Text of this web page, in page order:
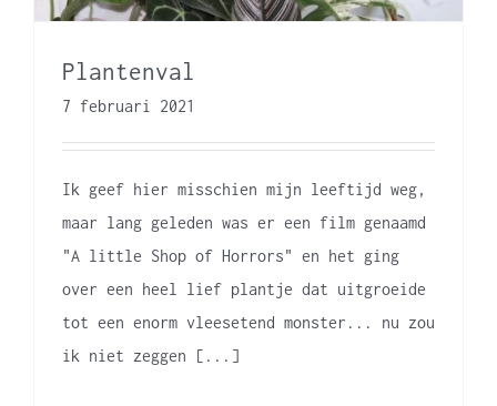
Plantenval
7 februari 2021
Ik geef hier misschien mijn leeftijd weg,
maar lang geleden was er een film genaamd
"A little Shop of Horrors" en het ging
over een heel lief plantje dat uitgroeide
tot een enorm vleesetend monster... nu zou
ik niet zeggen [...]